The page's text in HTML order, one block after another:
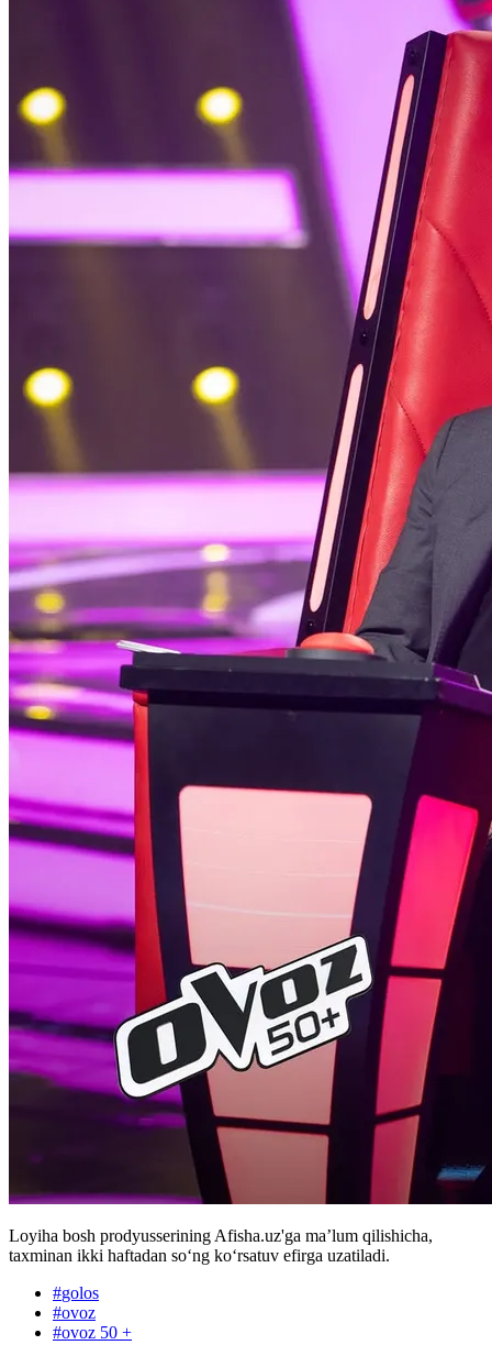
Loyiha bosh prodyusserining Afisha.uz'ga ma’lum qilishicha,
taxminan ikki haftadan soʻng koʻrsatuv efirga uzatiladi.
#golos
#ovoz
#ovoz 50 +